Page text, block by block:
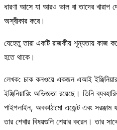
ধারণা আসে যা আরও ভাল বা তাদের খারাপ
অস্বীকার করে।
যেহেতু তারা একটি রাজকীয় শূন্যতায় কাজ
হতে থাকে।
লেখক: চাক কনওয়ে একজন এআই
ইঞ্জিনিয়ারিং অভিজ্ঞতা রয়েছে। তিনি
পাইপলাইন, অবকাঠামো এজেন্ট এবং
তার শেখার বিষয়গুলি শেয়ার করেন। তার